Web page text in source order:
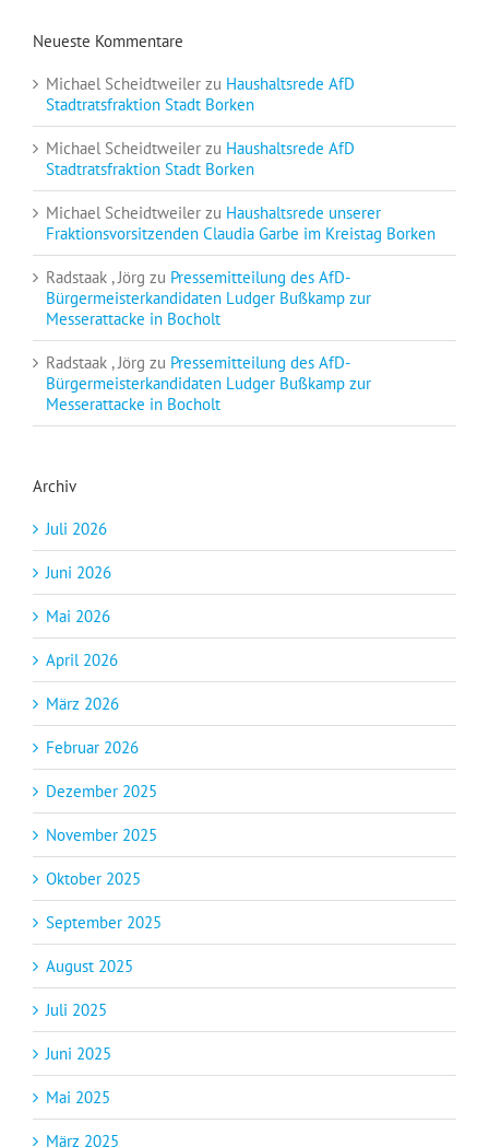
Neueste Kommentare
Michael Scheidtweiler zu Haushaltsrede AfD
Stadtratsfraktion Stadt Borken
Michael Scheidtweiler zu Haushaltsrede AfD
Stadtratsfraktion Stadt Borken
Michael Scheidtweiler zu Haushaltsrede unserer
Fraktionsvorsitzenden Claudia Garbe im Kreistag Borken
Radstaak , Jörg zu Pressemitteilung des AfD-
Bürgermeisterkandidaten Ludger Bußkamp zur
Messerattacke in Bocholt
Radstaak , Jörg zu Pressemitteilung des AfD-
Bürgermeisterkandidaten Ludger Bußkamp zur
Messerattacke in Bocholt
Archiv
Juli 2026
Juni 2026
Mai 2026
April 2026
März 2026
Februar 2026
Dezember 2025
November 2025
Oktober 2025
September 2025
August 2025
Juli 2025
Juni 2025
Mai 2025
März 2025